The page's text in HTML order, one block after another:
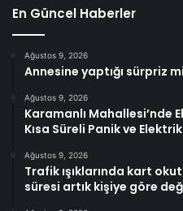
En Güncel Haberler
Ağustos 9, 2026
Annesine yaptığı sürpriz
Ağustos 9, 2026
Karamanlı Mahallesi’nde
Kısa Süreli Panik ve
Ağustos 9, 2026
Trafik ışıklarında kart
süresi artık kişiye göre